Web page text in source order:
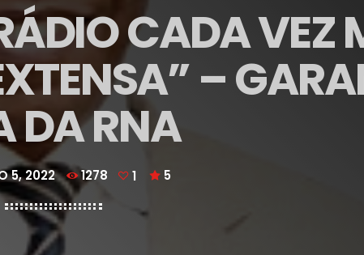
CADA VEZ
–
DA RNA
5, 2022 1278 1 5